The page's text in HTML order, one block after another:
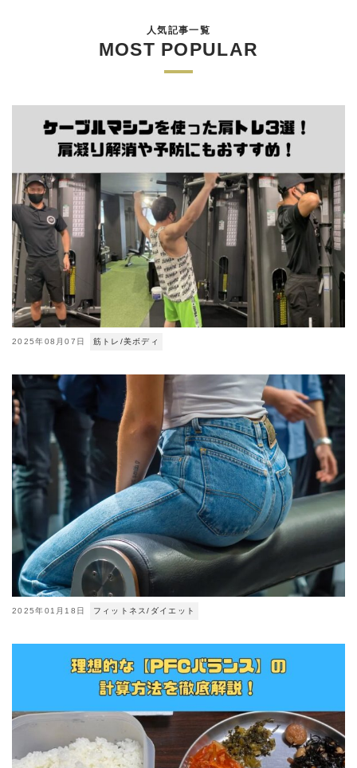
人気記事一覧
MOST POPULAR
2025年08月07日 筋トレ/美ボディ
2025年01月18日 フィットネス/ダイエット